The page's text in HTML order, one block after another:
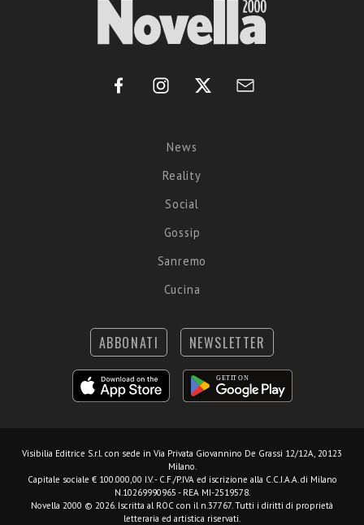
News
Reality
Social
Gossip
Sanremo
Cucina
ABBONATI NEWSLETTER
Visibilia Editrice S.r.l. con sede in Via Privata Giovannino De Grassi 12/12A, 20123
Milano.
Capitale sociale € 100.000,00 I.V. - C.F./P.IVA ed iscrizione alla C.C.I.A.A. di Milano
N.10269990965 - REA MI-2519578.
Novella 2000 © 2026. Iscritta al ROC con il n.37767. Tutti i diritti di proprietà
letteraria ed artistica riservati.